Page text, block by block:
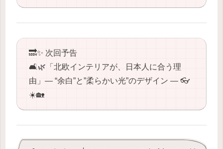
🔜✨ 次回予告
🛋️🌿「北欧インテリアが、日本人に合う理
由」― “余白”と”柔らかい光”のデザイン ― 👓
☀️🏡